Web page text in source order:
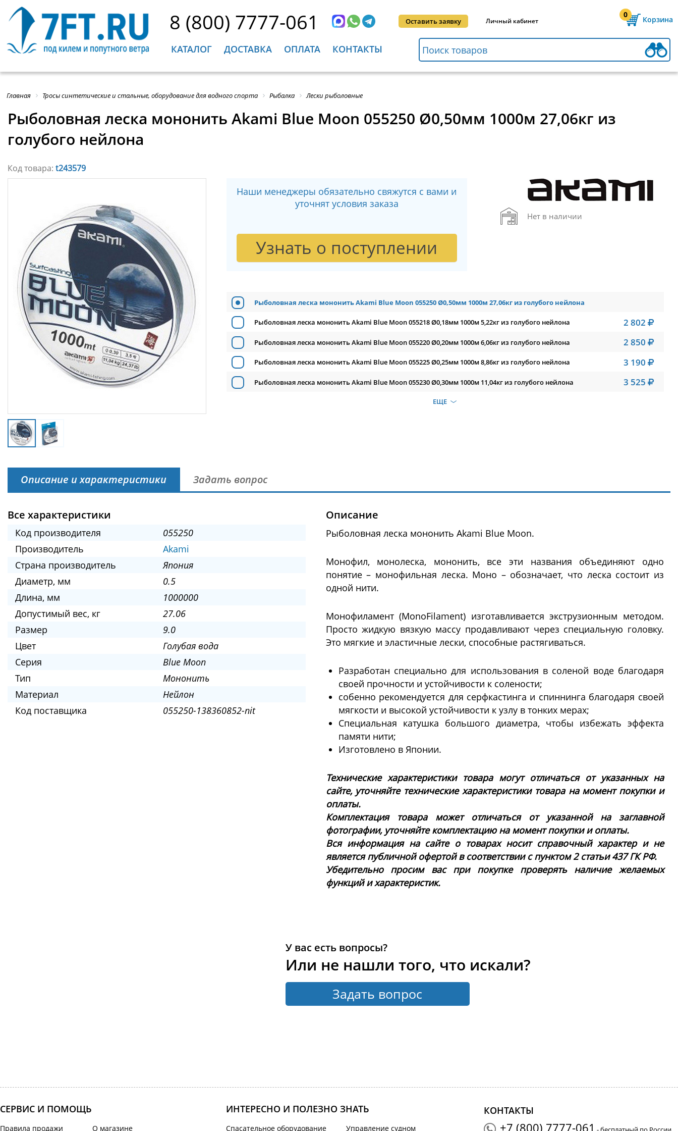
8 (800) 7777-061 Оставить заявку Личный кабинет
0
Корзина
КАТАЛОГ ДОСТАВКА ОПЛАТА КОНТАКТЫ
Главная Тросы синтетические и стальные, оборудование для водного спорта Рыбалка Лески рыболовные
Рыболовная леска мононить Akami Blue Moon 055250 Ø0,50мм 1000м 27,06кг из
голубого нейлона
Код товара: t243579
Наши менеджеры обязательно свяжутся с вами и
уточнят условия заказа
Узнать о поступлении
Нет в наличии
Рыболовная леска мононить Akami Blue Moon 055250 Ø0,50мм 1000м 27,06кг из голубого нейлона
Рыболовная леска мононить Akami Blue Moon 055218 Ø0,18мм 1000м 5,22кг из голубого нейлона 2 802
Рыболовная леска мононить Akami Blue Moon 055220 Ø0,20мм 1000м 6,06кг из голубого нейлона 2 850
Рыболовная леска мононить Akami Blue Moon 055225 Ø0,25мм 1000м 8,86кг из голубого нейлона 3 190
Рыболовная леска мононить Akami Blue Moon 055230 Ø0,30мм 1000м 11,04кг из голубого нейлона 3 525
ЕЩЕ
Описание и характеристики Задать вопрос
Все характеристики
Код производителя
055250
Производитель
Akami
Страна производитель
Япония
Диаметр, мм
0.5
Длина, мм
1000000
Допустимый вес, кг
27.06
Размер
9.0
Цвет
Голубая вода
Серия
Blue Moon
Тип
Мононить
Материал
Нейлон
Код поставщика
055250-138360852-nit
Описание
Рыболовная леска мононить Akami Blue Moon.
Монофил, монолеска, мононить, все эти названия объединяют одно
понятие – монофильная леска. Моно – обозначает, что леска состоит из
одной нити.
Монофиламент (MonoFilament) изготавливается экструзионным методом.
Просто жидкую вязкую массу продавливают через специальную головку.
Это мягкие и эластичные лески, способные растягиваться.
Разработан специально для использования в соленой воде благодаря
своей прочности и устойчивости к солености;
собенно рекомендуется для серфкастинга и спиннинга благодаря своей
мягкости и высокой устойчивости к узлу в тонких мерах;
Специальная катушка большого диаметра, чтобы избежать эффекта
памяти нити;
Изготовлено в Японии.
Технические характеристики товара могут отличаться от указанных на
сайте, уточняйте технические характеристики товара на момент покупки и
оплаты.
Комплектация товара может отличаться от указанной на заглавной
фотографии, уточняйте комплектацию на момент покупки и оплаты.
Вся информация на сайте о товарах носит справочный характер и не
является публичной офертой в соответствии с пунктом 2 статьи 437 ГК РФ.
Убедительно просим вас при покупке проверять наличие желаемых
функций и характеристик.
У вас есть вопросы?
Или не нашли того, что искали?
Задать вопрос
СЕРВИС И ПОМОЩЬ
Правила продажи О магазине
ИНТЕРЕСНО И ПОЛЕЗНО ЗНАТЬ
Спасательное оборудование Управление судном
КОНТАКТЫ
+7 (800) 7777-061